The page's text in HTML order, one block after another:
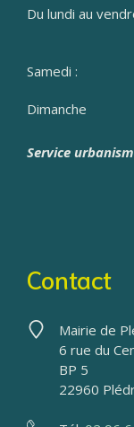
Du lundi au
Samedi :
Dimanche
Service
Contact
Mairie de
6 rue du
BP 5
22960